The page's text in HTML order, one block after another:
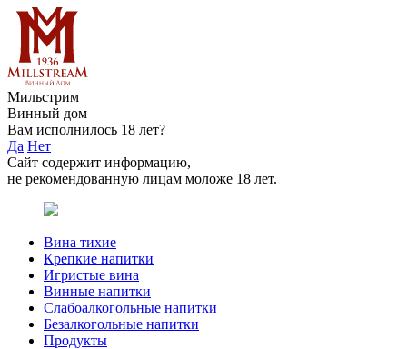
Мильстрим
Винный дом
Вам исполнилось 18 лет?
Да Нет
Сайт содержит информацию,
не рекомендованную лицам моложе 18 лет.
Вина тихие
Крепкие напитки
Игристые вина
Винные напитки
Слабоалкогольные напитки
Безалкогольные напитки
Продукты